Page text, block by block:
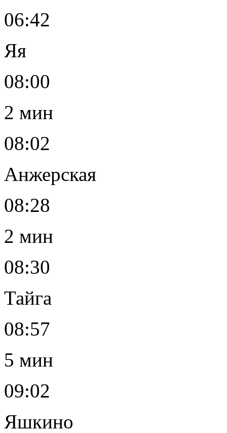
06:42
Яя
08:00
2 мин
08:02
Анжерская
08:28
2 мин
08:30
Тайга
08:57
5 мин
09:02
Яшкино